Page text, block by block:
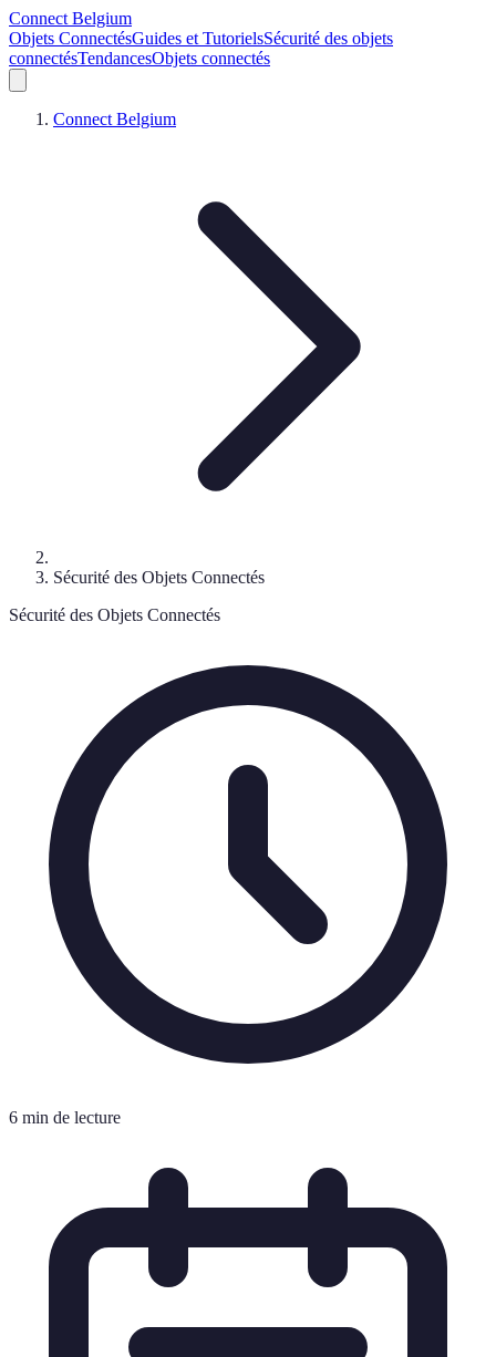
Connect Belgium
Objets ConnectésGuides et TutorielsSécurité des objets
connectésTendancesObjets connectés
Connect Belgium
Sécurité des Objets Connectés
Sécurité des Objets Connectés
6 min de lecture